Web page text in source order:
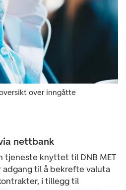
over inngåtte
nettbank
tjeneste knyttet til DNB MET
til å bekrefte valuta
i tillegg til